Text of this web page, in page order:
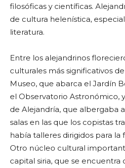
filosóficas y científicas.
de cultura helenística,
literatura.
Entre los alejandrinos
culturales más significativos
Museo, que abarca el Jardín
el Observatorio Astronómico,
de Alejandría, que albergaba
salas en las que los copistas
había talleres dirigidos para la
Otro núcleo cultural
capital siria, que se encuentra